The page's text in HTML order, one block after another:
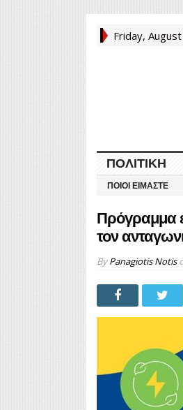
Friday,
ΠΟΛΙΤΙΚΉ
ΠΟΙΟΙ ΕΊΜΑΣΤΕ
Πρόγραμμα
τον
ByPanagiotis Notis